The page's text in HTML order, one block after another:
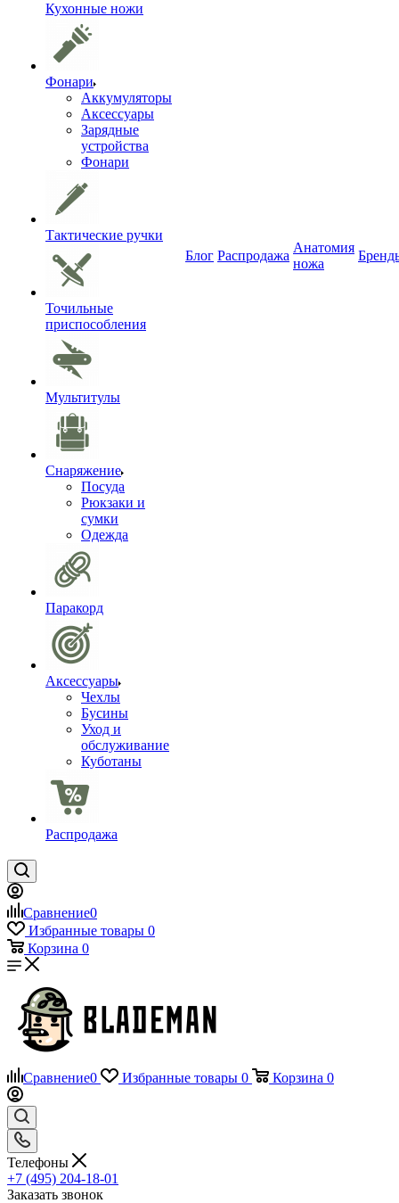
Кухонные ножи
Фонари
Аккумуляторы
Аксессуары
Зарядные
устройства
Фонари
Тактические ручки
Точильные
приспособления
Мультитулы
Снаряжение
Посуда
Рюкзаки и
сумки
Одежда
Паракорд
Аксессуары
Чехлы
Бусины
Уход и
обслуживание
Куботаны
Распродажа
Блог Распродажа
Анатомия
ножа
Сравнение0
Избранные товары 0
Корзина 0
Сравнение0 Избранные товары 0 Корзина 0
Телефоны
+7 (495) 204-18-01
Заказать звонок